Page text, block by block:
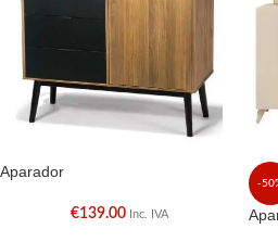
Aparador
€139.00 Inc. IVA
-